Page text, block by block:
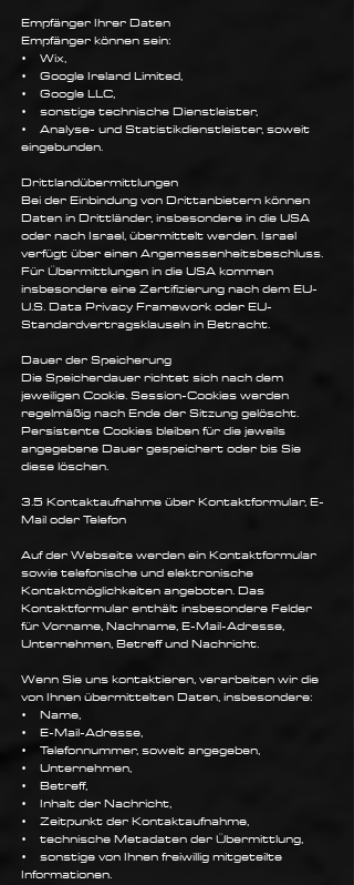
Empfänger Ihrer Daten
Empfänger können sein:
• Wix,
• Google Ireland Limited,
• Google LLC,
• sonstige technische Dienstleister,
• Analyse- und Statistikdienstleister, soweit
eingebunden.
Drittlandübermittlungen
Bei der Einbindung von Drittanbietern können
Daten in Drittländer, insbesondere in die USA
oder nach Israel, übermittelt werden. Israel
verfügt über einen Angemessenheitsbeschluss.
Für Übermittlungen in die USA kommen
insbesondere eine Zertifizierung nach dem EU-
U.S. Data Privacy Framework oder EU-
Standardvertragsklauseln in Betracht.
Dauer der Speicherung
Die Speicherdauer richtet sich nach dem
jeweiligen Cookie. Session-Cookies werden
regelmäßig nach Ende der Sitzung gelöscht.
Persistente Cookies bleiben für die jeweils
angegebene Dauer gespeichert oder bis Sie
diese löschen.
3.5 Kontaktaufnahme über Kontaktformular, E-
Mail oder Telefon
Auf der Webseite werden ein Kontaktformular
sowie telefonische und elektronische
Kontaktmöglichkeiten angeboten. Das
Kontaktformular enthält insbesondere Felder
für Vorname, Nachname, E-Mail-Adresse,
Unternehmen, Betreff und Nachricht.
Wenn Sie uns kontaktieren, verarbeiten wir die
von Ihnen übermittelten Daten, insbesondere:
• Name,
• E-Mail-Adresse,
• Telefonnummer, soweit angegeben,
• Unternehmen,
• Betreff,
• Inhalt der Nachricht,
• Zeitpunkt der Kontaktaufnahme,
• technische Metadaten der Übermittlung,
• sonstige von Ihnen freiwillig mitgeteilte
Informationen.